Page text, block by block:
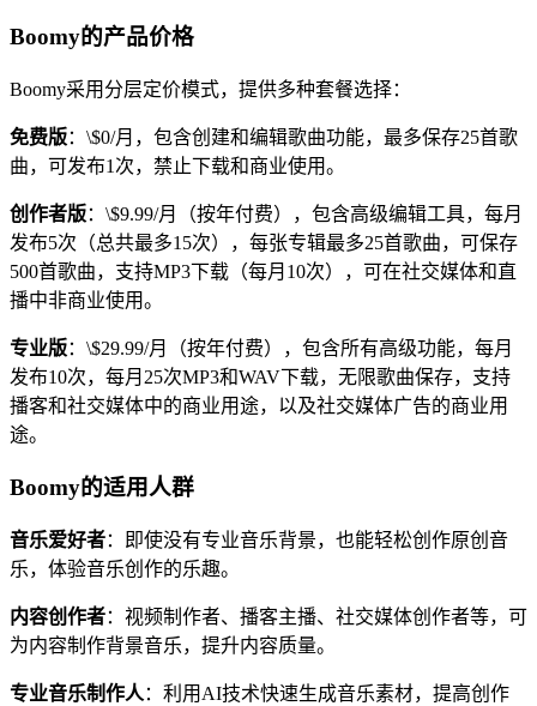
Boomy的产品价格
Boomy采用分层定价模式，提供多种套餐选择：
免费版：\$0/月，包含创建和编辑歌曲功能，最多保存25首歌
曲，可发布1次，禁止下载和商业使用。
创作者版：\$9.99/月（按年付费），包含高级编辑工具，每月
发布5次（总共最多15次），每张专辑最多25首歌曲，可保存
500首歌曲，支持MP3下载（每月10次），可在社交媒体和直
播中非商业使用。
专业版：\$29.99/月（按年付费），包含所有高级功能，每月
发布10次，每月25次MP3和WAV下载，无限歌曲保存，支持
播客和社交媒体中的商业用途，以及社交媒体广告的商业用
途。
Boomy的适用人群
音乐爱好者：即使没有专业音乐背景，也能轻松创作原创音
乐，体验音乐创作的乐趣。
内容创作者：视频制作者、播客主播、社交媒体创作者等，可
为内容制作背景音乐，提升内容质量。
专业音乐制作人 ：利用AI技术快速生成音乐素材，提高创作